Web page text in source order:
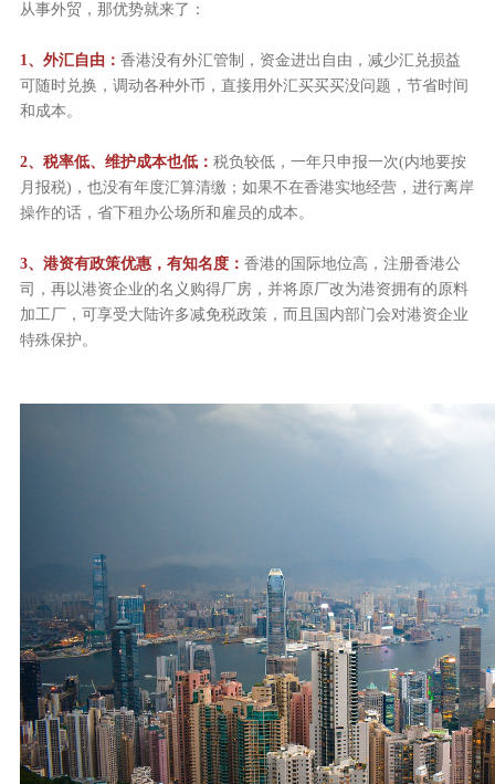
从事外贸，那优势就来了：
1、外汇自由： 香港没有外汇管制，资金进出自由，减少汇兑损益
可随时兑换，调动各种外币，直接用外汇买买买没问题，节省时间
和成本。
2、税率低、维护成本也低： 税负较低，一年只申报一次(内地要按
月报税)，也没有年度汇算清缴；如果不在香港实地经营，进行离岸
操作的话，省下租办公场所和雇员的成本。
3、港资有政策优惠，有知名度： 香港的国际地位高，注册香港公
司，再以港资企业的名义购得厂房，并将原厂改为港资拥有的原料
加工厂，可享受大陆许多减免税政策，而且国内部门会对港资企业
特殊保护。